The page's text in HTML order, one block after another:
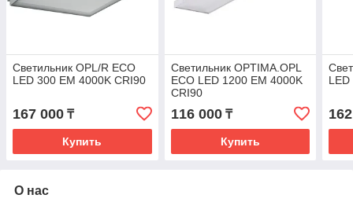
Светильник OPL/R ECO
LED 300 EM 4000K CRI90
167 000 ₸
Купить
Светильник OPTIMA.OPL
ECO LED 1200 EM 4000K
CRI90
116 000₸
Купить
О нас